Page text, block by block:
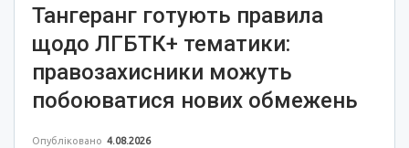
Тангеранг готують правила
щодо ЛГБТК+ тематики:
правозахисники можуть
побоюватися нових обмежень
Опубліковано 4.08.2026